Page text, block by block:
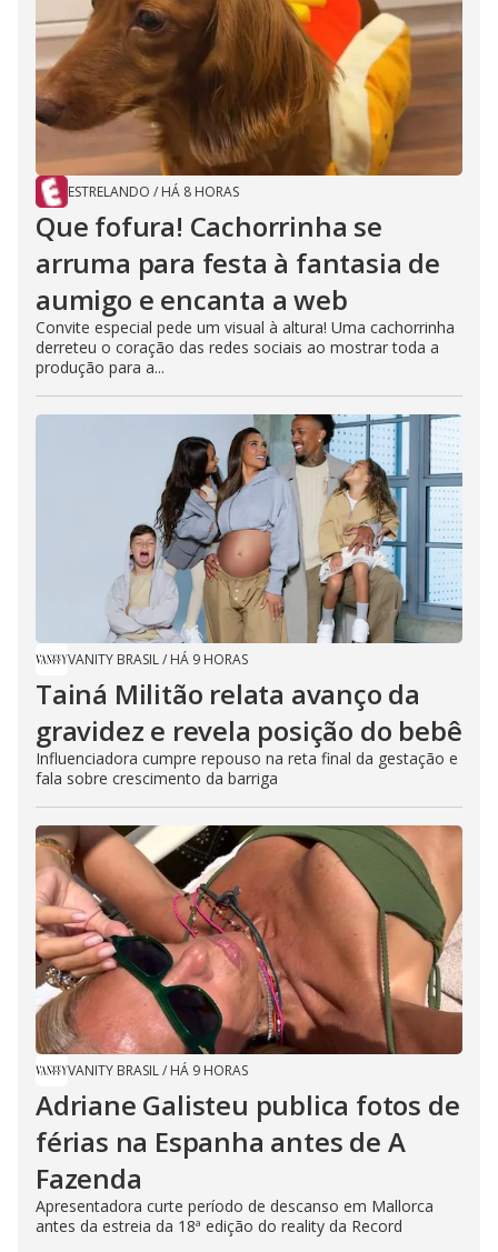
ESTRELANDO / HÁ 8 HORAS
Que fofura! Cachorrinha se
arruma para festa à fantasia de
aumigo e encanta a web
Convite especial pede um visual à altura! Uma cachorrinha
derreteu o coração das redes sociais ao mostrar toda a
produção para a...
VANITY BRASIL/ HÁ 9 HORAS
Tainá Militão relata avanço da
gravidez e revela posição do bebê
Influenciadora cumpre repouso na reta final da gestação e
fala sobre crescimento da barriga
VANITY BRASIL/ HÁ 9 HORAS
Adriane Galisteu publica fotos de
férias na Espanha antes de A
Fazenda
Apresentadora curte período de descanso em Mallorca
antes da estreia da 18ª edição do reality da Record